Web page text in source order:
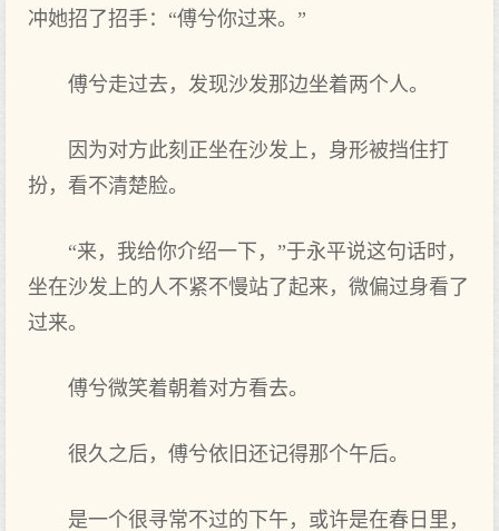
冲她招了招手：“傅兮你过来。”
傅兮走过去，发现沙发那边坐着两个人。
因为对方此刻正坐在沙发上，身形被挡住打
扮，看不清楚脸。
“来，我给你介绍一下，”于永平说这句话时，
坐在沙发上的人不紧不慢站了起来，微偏过身看了
过来。
傅兮微笑着朝着对方看去。
很久之后，傅兮依旧还记得那个午后。
是一个很寻常不过的下午，或许是在春日里，